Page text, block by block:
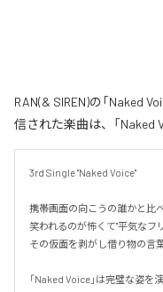
RAN(& SIREN)の「Naked
信された楽曲は、「Naked
3rd Single "Naked Voice"
携帯画面の向こうの誰かと比
笑われるのが怖くて"平気なフ
その仮面を剥がし借り物の言
「Naked Voice」は完璧な姿